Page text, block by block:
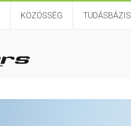
KÖZÖSSÉG TUDÁSBÁZIS